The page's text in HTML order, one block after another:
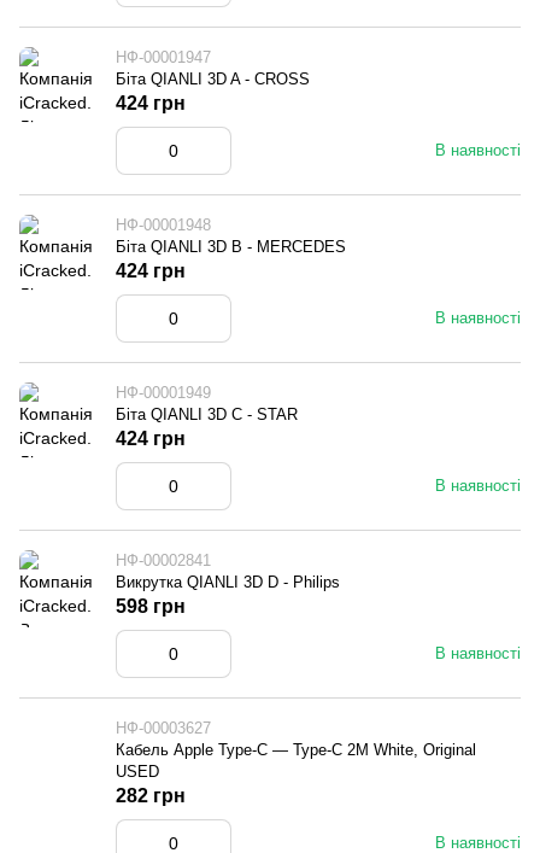
НФ-00001947
Біта QIANLI 3D A - CROSS
В наявності
424 грн
НФ-00001948
Біта QIANLI 3D B - MERCEDES
В наявності
424 грн
НФ-00001949
Біта QIANLI 3D C - STAR
В наявності
424 грн
НФ-00002841
Викрутка QIANLI 3D D - Philips
В наявності
598 грн
НФ-00003627
Кабель Apple Type-C — Type-C 2M White, Original
USED
В наявності
282 грн